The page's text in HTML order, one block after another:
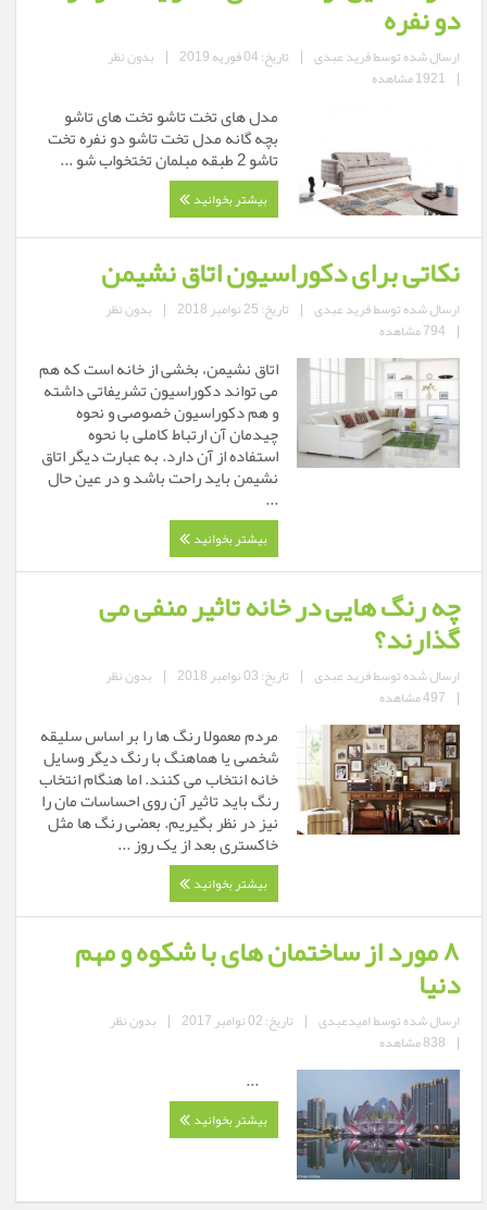
دو نفره
ارسال شده توسطفرید عبدی | تاریخ: 04 فوریه 2019 | بدون نظر
| 1921 مشاهده
مدل های تخت تاشو تخت های تاشو
بچه گانه مدل تخت تاشو دو نفره تخت
تاشو 2 طبقه مبلمان تختخواب شو ...
بیشتر بخوانید
نکاتی برای دکوراسیون اتاق نشیمن
ارسال شده توسطفرید عبدی | تاریخ: 25 نوامبر 2018 | بدون نظر
| 794 مشاهده
اتاق نشیمن، بخشی از خانه است كه هم
می تواند دكوراسیون تشریفاتی داشته
و هم دكوراسیون خصوصی و نحوه
چیدمان آن ارتباط كاملی با نحوه
استفاده از آن دارد. به عبارت دیگر اتاق
نشیمن باید راحت باشد و در عین حال
...
بیشتر بخوانید
چه رنگ هایی در خانه تاثیر منفی می
گذارند؟
ارسال شده توسطفرید عبدی | تاریخ: 03 نوامبر 2018 | بدون نظر
| 497 مشاهده
مردم معمولا رنگ ها را بر اساس سلیقه
شخصی یا هماهنگ با رنگ دیگر وسایل
خانه انتخاب می کنند. اما هنگام انتخاب
رنگ باید تاثیر آن روی احساسات مان را
نیز در نظر بگیریم. بعضی رنگ ها مثل
خاکستری بعد از یک روز ...
بیشتر بخوانید
۸ مورد از ساختمان های با شکوه و مهم
دنیا
ارسال شده توسطامیدعبدی | تاریخ: 02 نوامبر 2017 | بدون نظر
| 838 مشاهده
...
بیشتر بخوانید